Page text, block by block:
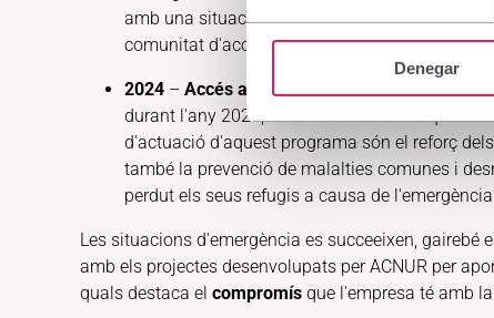
Denegar
amb una situació sanitària complexa des de
comunitat d'acollida nigeriana.
2024 – Accés a la salut per a la població
durant l'any 2024, millorant l'accés i la
d'actuació d'aquest programa són el reforç
també la prevenció de malalties comunes i
perdut els seus refugis a causa de
Les situacions d'emergència es succeeixen,
amb els projectes desenvolupats per ACNUR per
quals destaca el compromís que l'empresa té amb